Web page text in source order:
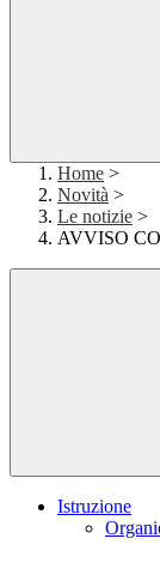
Home >
Novità >
Le notizie >
AVVISO
Istruzione